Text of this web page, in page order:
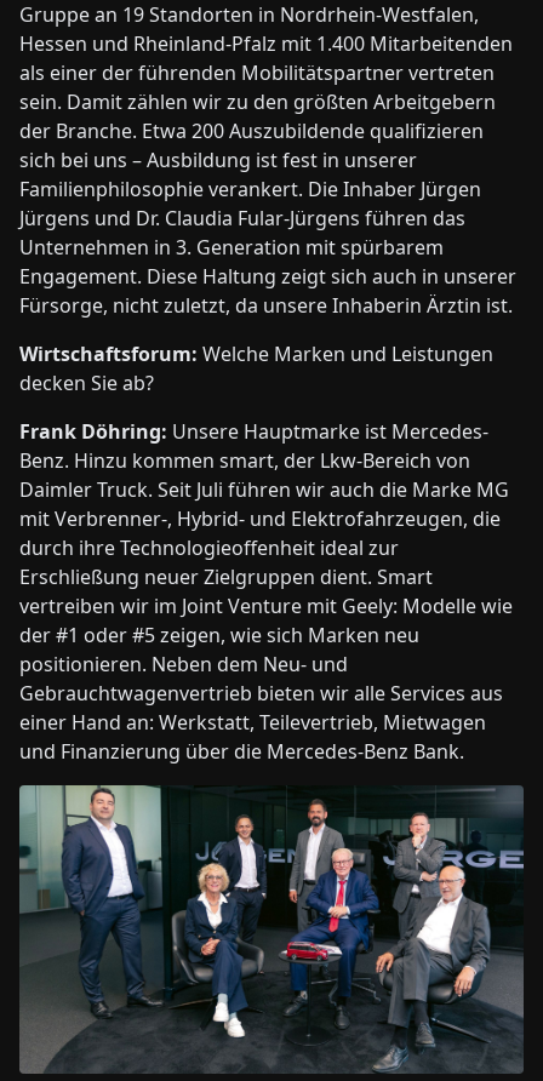
Gruppe an 19 Standorten in Nordrhein-Westfalen,
Hessen und Rheinland-Pfalz mit 1.400 Mitarbeitenden
als einer der führenden Mobilitätspartner vertreten
sein. Damit zählen wir zu den größten Arbeitgebern
der Branche. Etwa 200 Auszubildende qualifizieren
sich bei uns – Ausbildung ist fest in unserer
Familienphilosophie verankert. Die Inhaber Jürgen
Jürgens und Dr. Claudia Fular-Jürgens führen das
Unternehmen in 3. Generation mit spürbarem
Engagement. Diese Haltung zeigt sich auch in unserer
Fürsorge, nicht zuletzt, da unsere Inhaberin Ärztin ist.
Wirtschaftsforum: Welche Marken und Leistungen
decken Sie ab?
Frank Döhring: Unsere Hauptmarke ist Mercedes-
Benz. Hinzu kommen smart, der Lkw-Bereich von
Daimler Truck. Seit Juli führen wir auch die Marke MG
mit Verbrenner-, Hybrid- und Elektrofahrzeugen, die
durch ihre Technologieoffenheit ideal zur
Erschließung neuer Zielgruppen dient. Smart
vertreiben wir im Joint Venture mit Geely: Modelle wie
der #1 oder #5 zeigen, wie sich Marken neu
positionieren. Neben dem Neu- und
Gebrauchtwagenvertrieb bieten wir alle Services aus
einer Hand an: Werkstatt, Teilevertrieb, Mietwagen
und Finanzierung über die Mercedes-Benz Bank.